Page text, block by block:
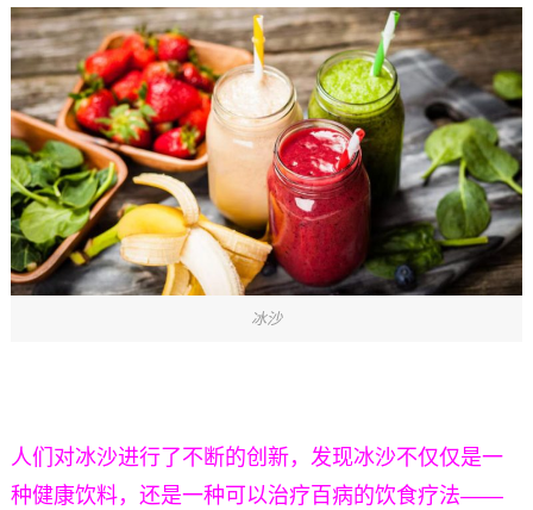
冰沙
人们对冰沙进行了不断的创新，发现冰沙不仅仅是一
种健康饮料，还是一种可以治疗百病的饮食疗法——